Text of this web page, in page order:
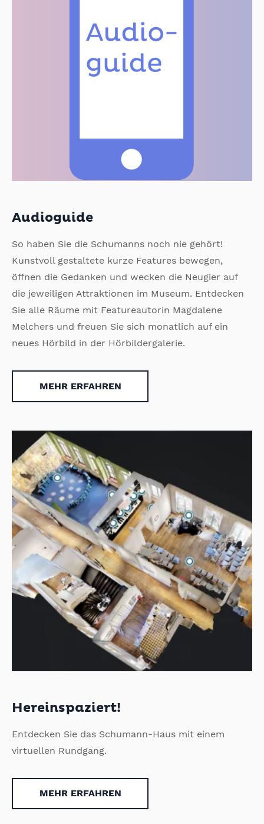
Audioguide
So haben Sie die Schumanns noch nie gehört!
Kunstvoll gestaltete kurze Features bewegen,
öffnen die Gedanken und wecken die Neugier auf
die jeweiligen Attraktionen im Museum. Entdecken
Sie alle Räume mit Featureautorin Magdalene
Melchers und freuen Sie sich monatlich auf ein
neues Hörbild in der Hörbildergalerie.
MEHR ERFAHREN
Hereinspaziert!
Entdecken Sie das Schumann-Haus mit einem
virtuellen Rundgang.
MEHR ERFAHREN